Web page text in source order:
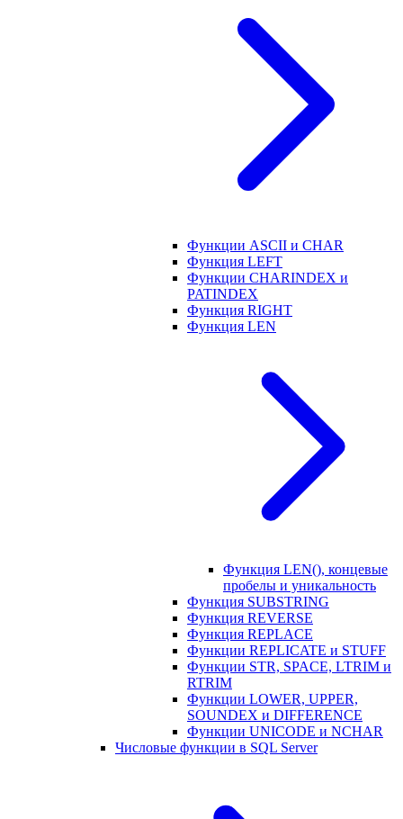
Функции ASCII и CHAR
Функция LEFT
Функции CHARINDEX и
PATINDEX
Функция RIGHT
Функция LEN
Функция LEN(), концевые
пробелы и уникальность
Функция SUBSTRING
Функция REVERSE
Функция REPLACE
Функции REPLICATE и STUFF
Функции STR, SPACE, LTRIM и
RTRIM
Функции LOWER, UPPER,
SOUNDEX и DIFFERENCE
Функции UNICODE и NCHAR
Числовые функции в SQL Server